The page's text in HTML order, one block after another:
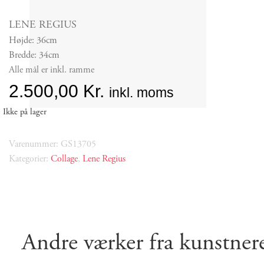
LENE REGIUS
Højde: 36cm
Bredde: 34cm
Alle mål er inkl. ramme
2.500,00 Kr. inkl. moms
Ikke på lager
Varenummer: GS13705
Kategorier: Collage, Lene Regius
Andre værker fra